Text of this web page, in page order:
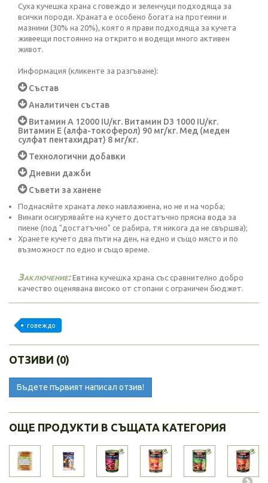
Суха кучешка храна с говеждо и зеленчуци подходяща за
всички породи. Храната е особено богата на протеини и
мазнини (30% на 20%), която я прави подходяща за кучета
живеещи постоянно на открито и водещи много активен
живот.
Информация (кликенте за разгъване):
Състав
Аналитичен състав
Витамин А 12000 IU/кг. Витамин D3 1000 IU/кг.
Витамин Е (алфа-токоферол) 90 мг/кг. Мед (меден
сулфат пентахидрат) 8 мг/кг.
Технологични добавки
Дневни дажби
Съвети за ханене
Поднасяйте храната леко навлажнена, но не и на чорба;
Винаги осигурявайте на кучето достатъчно прясна вода за
пиене (под "достатъчно" се рабира, тя никога да не свършва);
Хранете кучето два пъти на ден, на едно и също място и по
възможност по едно и също време.
Заключение:Евтина кучешка храна със сравнително добро
качество оценявана високо от стопани с ограничен бюджет.
говеждо
ОТЗИВИ (0)
Бъдете първият написал отзив!
ОЩЕ ПРОДУКТИ В СЪЩАТА КАТЕГОРИЯ